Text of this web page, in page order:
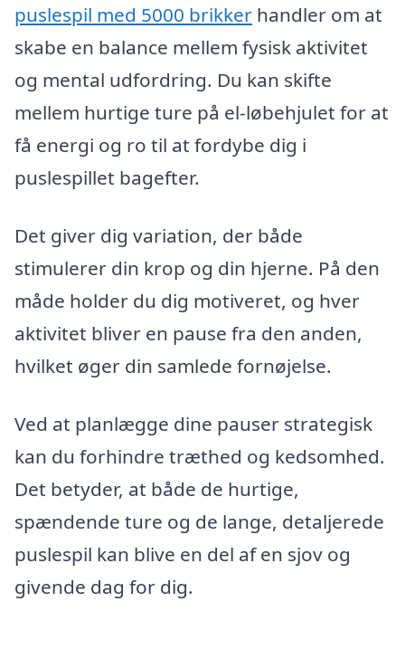
puslespil med 5000 brikker handler om at
skabe en balance mellem fysisk aktivitet
og mental udfordring. Du kan skifte
mellem hurtige ture på el-løbehjulet for at
få energi og ro til at fordybe dig i
puslespillet bagefter.
Det giver dig variation, der både
stimulerer din krop og din hjerne. På den
måde holder du dig motiveret, og hver
aktivitet bliver en pause fra den anden,
hvilket øger din samlede fornøjelse.
Ved at planlægge dine pauser strategisk
kan du forhindre træthed og kedsomhed.
Det betyder, at både de hurtige,
spændende ture og de lange, detaljerede
puslespil kan blive en del af en sjov og
givende dag for dig.